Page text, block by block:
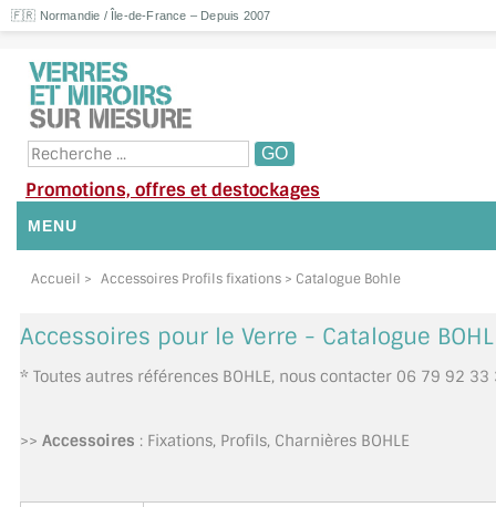
🇫🇷 Normandie / Île-de-France – Depuis 2007
Promotions, offres et destockages
MENU
NOUS CONTACTER
MON COMPTE / SE CONNECTER
DEMANDE DE DEVIS
Accueil > Accessoires Profils fixations > Catalogue Bohle
Accessoires pour le Verre - Catalogue
* Toutes autres références BOHLE, nous contacter 06 79 92 33
>> Accessoires : Fixations, Profils, Charnières BOHLE